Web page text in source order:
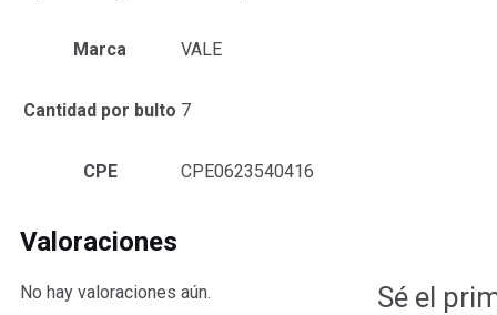
Marca VALE
Cantidad por bulto 7
CPE CPE0623540416
Valoraciones
No hay valoraciones aún. Sé el